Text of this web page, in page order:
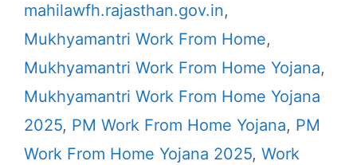
mahilawfh.rajasthan.gov.in,
Mukhyamantri Work From Home,
Mukhyamantri Work From Home Yojana,
Mukhyamantri Work From Home Yojana
2025, PM Work From Home Yojana, PM
Work From Home Yojana 2025, Work